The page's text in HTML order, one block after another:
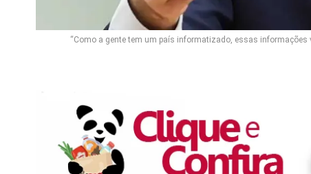
“Como a gente tem um país informatizado, essas